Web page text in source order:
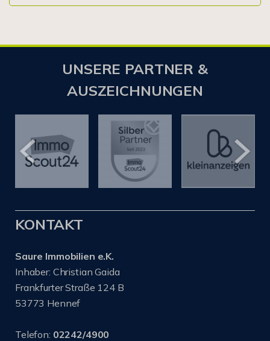
UNSERE PARTNER &
AUSZEICHNUNGEN
KONTAKT
Saure Immobilien e.K.
Inhaber: Christian Gaida
Frankfurter Straße 124 B
53773 Hennef
Telefon: 02242/4900